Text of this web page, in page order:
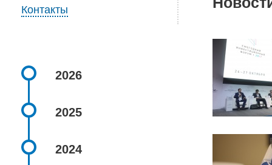
Контакты
2026
2025
2024